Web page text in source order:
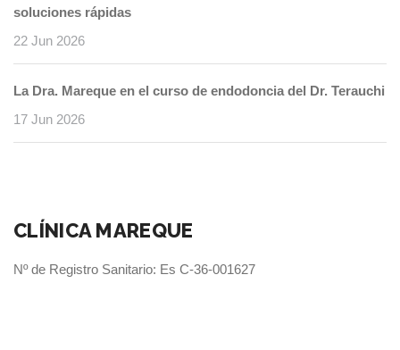
soluciones rápidas
22 Jun 2026
La Dra. Mareque en el curso de endodoncia del Dr. Terauchi
17 Jun 2026
CLÍNICA MAREQUE
Nº de Registro Sanitario: Es C-36-001627